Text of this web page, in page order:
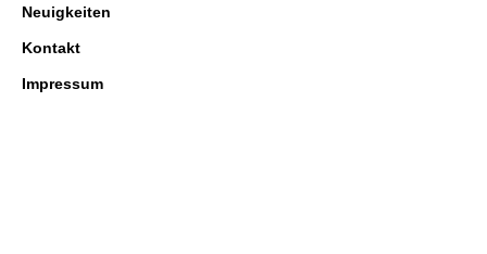
Neuigkeiten
Kontakt
Impressum